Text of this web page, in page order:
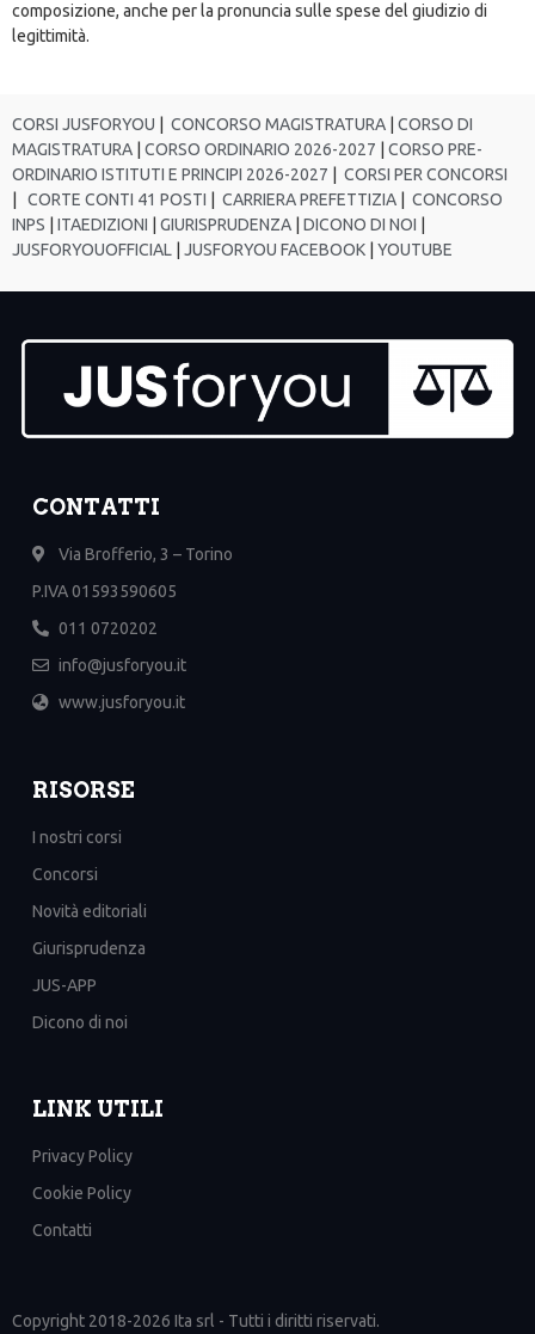
composizione, anche per la pronuncia sulle spese del giudizio di
legittimità.
CORSI JUSFORYOU CONCORSO MAGISTRATURA
CORSO DI
MAGISTRATURA
CORSO ORDINARIO 2026-2027
CORSO PRE-
ORDINARIO ISTITUTI E PRINCIPI 2026-2027
CORSI PER CONCORSI
CORTE CONTI 41 POSTI CARRIERA PREFETTIZIA
CONCORSO
INPS
ITAEDIZIONI GIURISPRUDENZA DICONO DI NOI
JUSFORYOUOFFICIAL
JUSFORYOU FACEBOOK YOUTUBE
CONTATTI
Via Brofferio, 3 – Torino
P.IVA 01593590605
011 0720202
info@jusforyou.it
www.jusforyou.it
RISORSE
I nostri corsi
Concorsi
Novità editoriali
Giurisprudenza
JUS-APP
Dicono di noi
LINK UTILI
Privacy Policy
Cookie Policy
Contatti
Copyright 2018-2026 Ita srl - Tutti i diritti riservati.